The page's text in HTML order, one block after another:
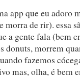
app que eu adoro
morra de rir). essa
a gente fala (bem
donuts, morrem
fazemos
mas, olha, é bem